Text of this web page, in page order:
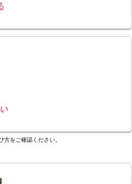
をご確認ください。